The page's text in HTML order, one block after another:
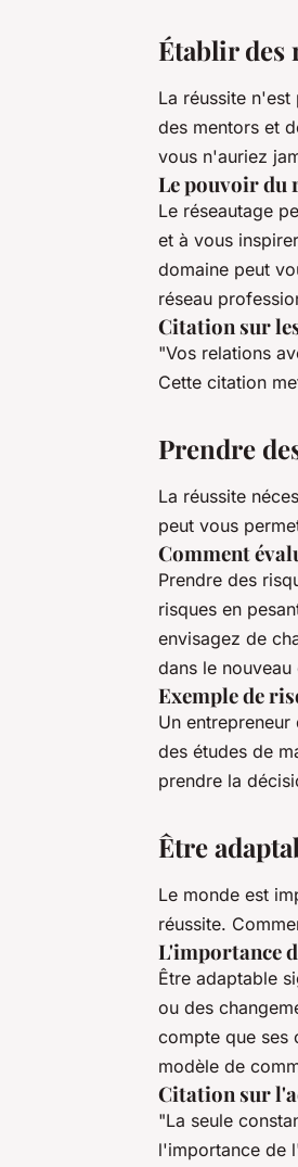
Établir des
La réussite
des mentors et
vous n'auriez
Le pouvoir du
Le réseautage
et à vous
domaine peut
réseau
Citation sur
"Vos relations
Cette citation
Prendre
La réussite
peut vous
Comment
Prendre des
risques en
envisagez de
dans le
Exemple de
Un
des études de
prendre la
Être
Le monde est
réussite.
L'importance
Être adaptable
ou des
compte que ses
modèle de
Citation sur
"La seule
l'importance de